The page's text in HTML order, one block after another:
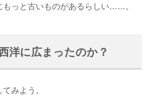
もっと古いものがあるらしい……。
洋に広まったのか？
みよう。